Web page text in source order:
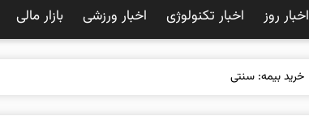
اخبار روز اخبار تکنولوژی اخبار ورزشی بازار مالی
خرید بیمه: سنتی یا آنلاین؟ کدامیک تجربه به